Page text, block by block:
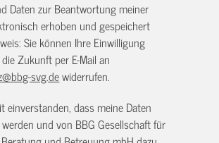
Daten zur Beantwortung meiner
erhoben und gespeichert
Sie können Ihre Einwilligung
Zukunft per E-Mail an
svg.dewiderrufen.
einverstanden, dass meine Daten
und von BBG Gesellschaft für